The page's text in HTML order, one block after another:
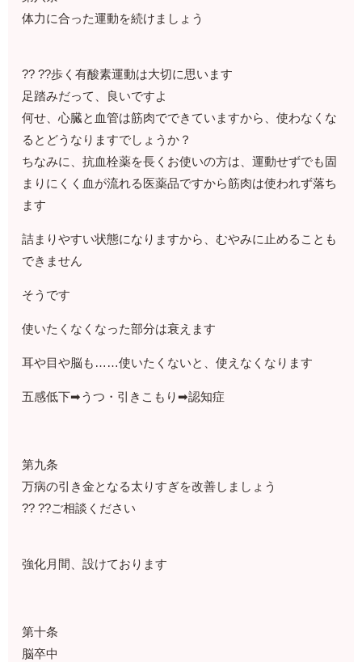
体力に合った運動を続けましょう
?? ??歩く有酸素運動は大切に思います
足踏みだって、良いですよ
何せ、心臓と血管は筋肉でできていますから、使わなくな
るとどうなりますでしょうか？
ちなみに、抗血栓薬を長くお使いの方は、運動せずでも固
まりにくく血が流れる医薬品ですから筋肉は使われず落ち
ます
詰まりやすい状態になりますから、むやみに止めることも
できません
そうです
使いたくなくなった部分は衰えます
耳や目や脳も……使いたくないと、使えなくなります
五感低下➡うつ・引きこもり➡認知症
第九条
万病の引き金となる太りすぎを改善しましょう
?? ??ご相談ください
強化月間、設けております
第十条
脳卒中